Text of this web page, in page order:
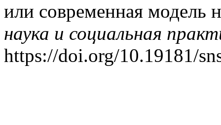
или современная модель
наука и социальная
https://doi.org/10.19181/